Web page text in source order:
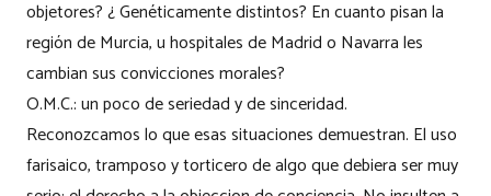
objetores? ¿ Genéticamente distintos? En cuanto pisan la
región de Murcia, u hospitales de Madrid o Navarra les
cambian sus convicciones morales?
O.M.C.: un poco de seriedad y de sinceridad.
Reconozcamos lo que esas situaciones demuestran. El uso
farisaico, tramposo y torticero de algo que debiera ser muy